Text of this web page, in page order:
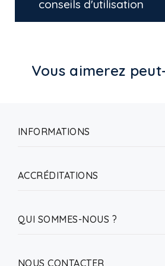
conseils d'utilisation
Vous aimerez
INFORMATIONS
ACCRÉDITATIONS
QUI SOMMES-NOUS ?
NOUS CONTACTER